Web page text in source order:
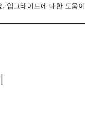
. 업그레이드에 대한 도움